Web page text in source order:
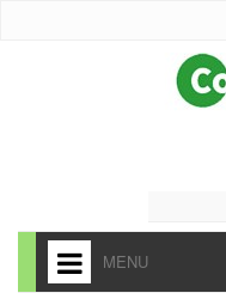
MENU